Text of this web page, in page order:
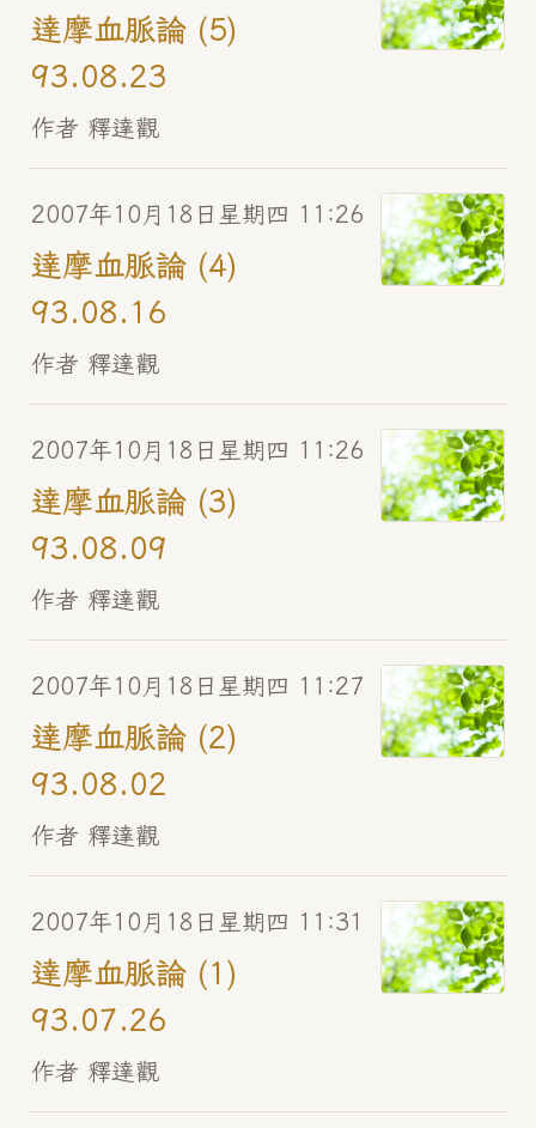
達摩血脈論 (5)
93.08.23
作者 釋達觀
2007年10月18日星期四 11:26
達摩血脈論 (4)
93.08.16
作者 釋達觀
2007年10月18日星期四 11:26
達摩血脈論 (3)
93.08.09
作者 釋達觀
2007年10月18日星期四 11:27
達摩血脈論 (2)
93.08.02
作者 釋達觀
2007年10月18日星期四 11:31
達摩血脈論 (1)
93.07.26
作者 釋達觀